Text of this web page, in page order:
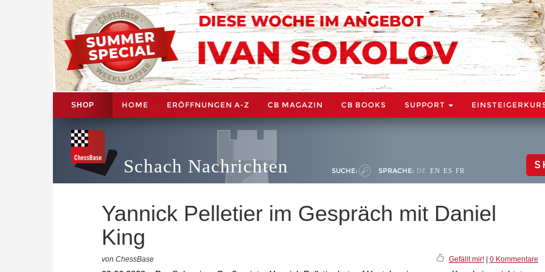
SHOP HOME ERÖFFNUNGEN A-Z CB MAGAZIN CB BOOKS SUPPORT
Schach Nachrichten SUCHE: SPRACHE: DE EN ES FR
Yannick Pelletier im Gespräch mit Daniel
King
von ChessBase Gefällt mir!| 0 Kommentare